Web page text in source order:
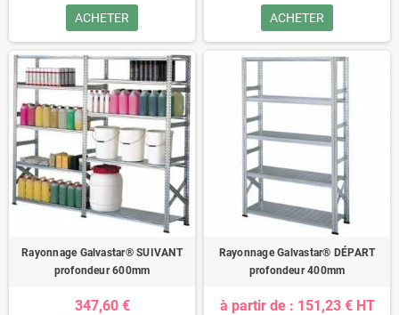
ACHETER ACHETER
Rayonnage Galvastar® SUIVANT
profondeur 600mm
347,60 €
Rayonnage Galvastar® DÉPART
profondeur 400mm
à partir de : 151,23 € HT